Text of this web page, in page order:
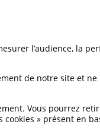
de gaz des
l’audience, la
de notre site et ne
Vous pourrez
» présent en